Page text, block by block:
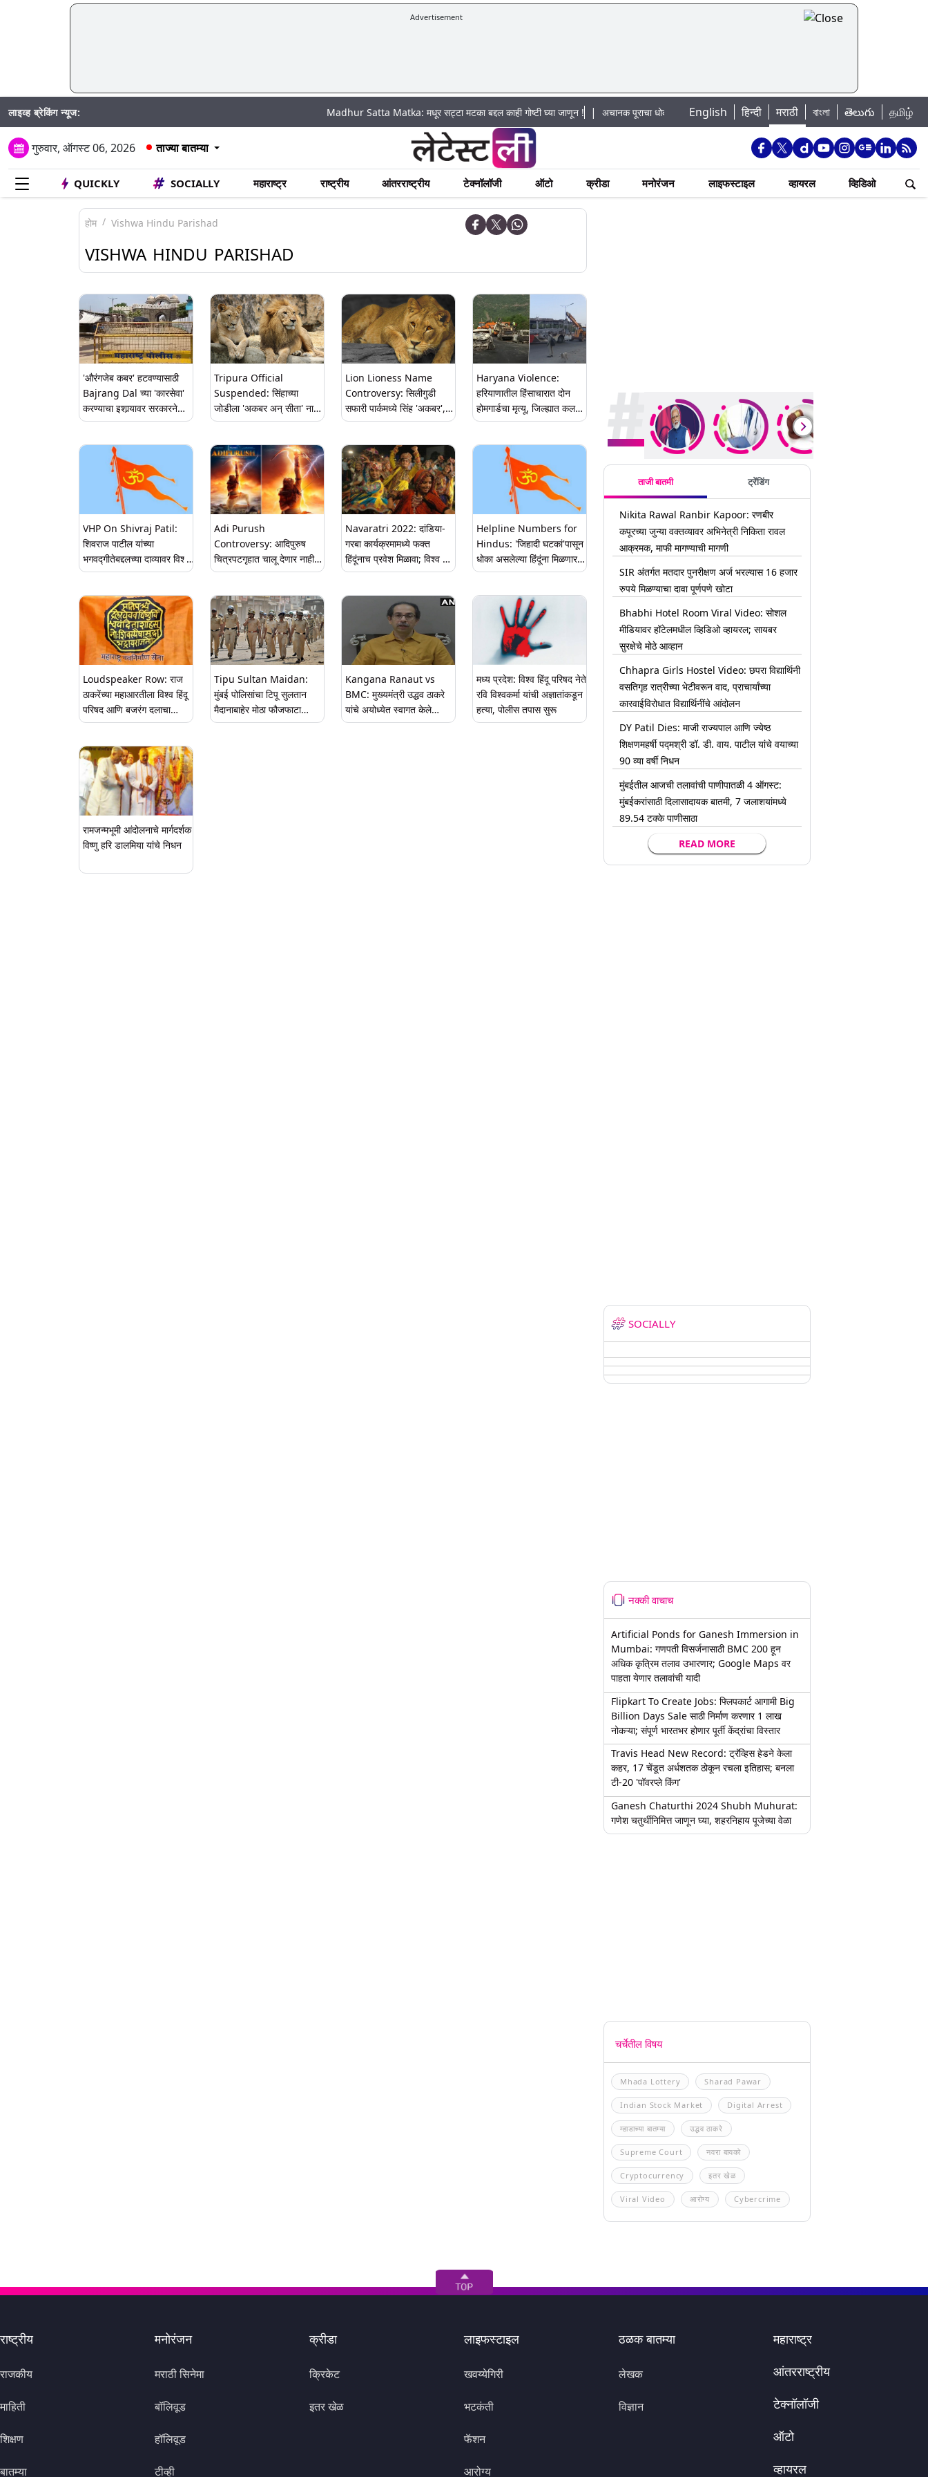
Advertisement
लाइव्ह ब्रेकिंग न्यूज: Madhur Satta Matka: मधूर सट्टा मटका बद्दल काही गोष्टी घ्या जाणून !|अचानक पूराचा धोका: खडकवासला धरणातून मुठानदी पात्रात विसर्ग सुरु; नागरिकांना नदीपात्रात न
English हिन्दी मराठी বাংলা తెలుగు தமிழ்
गुरुवार, ऑगस्ट 06, 2026 ताज्या बातम्या
QUICKLY SOCIALLY महाराष्ट्र राष्ट्रीय आंतरराष्ट्रीय टेक्नॉलॉजी ऑटो क्रीडा मनोरंजन लाइफस्टाइल व्हायरल व्हिडिओ
होम Vishwa Hindu Parishad
VISHWA HINDU PARISHAD
'औरंगजेब कबर' हटवण्यासाठी
Bajrang Dal च्या 'कारसेवा'
करण्याचा इशार्‍यावर सरकारने
सुरक्षा वाढवली; जाणून घ्या
Tripura Official
Suspended: सिंहाच्या
जोडीला 'अकबर अन् सीता' नाव
देणाऱ्या वनाधिकाऱ्याचे त्रिपुरा
Lion Lioness Name
Controversy: सिलीगुडी
सफारी पार्कमध्ये सिंह 'अकबर',
सिंहिण 'सीता', नावावरुन वाद;
धाव
Haryana Violence:
हरियाणातील हिंसाचारात दोन
होमगार्डचा मृत्यू, जिल्ह्यात कलम
144 लागू
VHP On Shivraj Patil:
शिवराज पाटील यांच्या
भगवद्गीतेबद्दलच्या दाव्यावर विश्व
हिंदू परिषदेच्या कार्यकर्त्याने दिले
आणि समाजात संभ्रम निर्माण
करण्यासाठी केली टीका
Adi Purush
Controversy: आदिपुरुष
चित्रपटगृहात चालू देणार नाही,
विश्व हिंदू परिषदेची धमकी
Navaratri 2022: दांडिया-
गरबा कार्यक्रमामध्ये फक्त
हिंदूंनाच प्रवेश मिळावा; विश्व हिंदू
परिषदेची सरकारकडे मागणी
Helpline Numbers for
Hindus: 'जिहादी घटकां'पासून
धोका असलेल्या हिंदूंना मिळणार
सुरक्षा; विश्व हिंदू परिषदने जारी
Loudspeaker Row: राज
ठाकरेंच्या महाआरतीला विश्व हिंदू
परिषद आणि बजरंग दलाचा
पाठिंबा, अयोध्या दौऱ्यातही होणार
Tipu Sultan Maidan:
मुंबई पोलिसांचा टिपू सुलतान
मैदानाबाहेर मोठा फौजफाटा
तैनात, वातावरण बिघडवणाऱ्यांवर
Kangana Ranaut vs
BMC: मुख्यमंत्री उद्धव ठाकरे
यांचे अयोध्येत स्वागत केले
जाणार नाही, VHP चा निर्णय
मध्य प्रदेश: विश्व हिंदू परिषद नेते
रवि विश्वकर्मा यांची अज्ञातांकडून
हत्या, पोलीस तपास सुरू
रामजन्मभूमी आंदोलनाचे मार्गदर्शक
विष्णु हरि डालमिया यांचे निधन
ताजी बातमी ट्रेंडिंग
Nikita Rawal Ranbir Kapoor: रणबीर
कपूरच्या जुन्या वक्तव्यावर अभिनेत्री निकिता रावल
आक्रमक, माफी मागण्याची मागणी
SIR अंतर्गत मतदार पुनरीक्षण अर्ज भरल्यास 16 हजार
रुपये मिळण्याचा दावा पूर्णपणे खोटा
Bhabhi Hotel Room Viral Video: सोशल
मीडियावर हॉटेलमधील व्हिडिओ व्हायरल; सायबर
सुरक्षेचे मोठे आव्हान
Chhapra Girls Hostel Video: छपरा विद्यार्थिनी
वसतिगृह रात्रीच्या भेटीवरून वाद, प्राचार्यांच्या
कारवाईविरोधात विद्यार्थिनींचे आंदोलन
DY Patil Dies: माजी राज्यपाल आणि ज्येष्ठ
शिक्षणमहर्षी पद्मश्री डॉ. डी. वाय. पाटील यांचे वयाच्या
90 व्या वर्षी निधन
मुंबईतील आजची तलावांची पाणीपातळी 4 ऑगस्ट:
मुंबईकरांसाठी दिलासादायक बातमी, 7 जलाशयांमध्ये
89.54 टक्के पाणीसाठा
READ MORE
SOCIALLY
नक्की वाचाच
Artificial Ponds for Ganesh Immersion in
Mumbai: गणपती विसर्जनासाठी BMC 200 हून
अधिक कृत्रिम तलाव उभारणार; Google Maps वर
पाहता येणार तलावांची यादी
Flipkart To Create Jobs: फ्लिपकार्ट आगामी Big
Billion Days Sale साठी निर्माण करणार 1 लाख
नोकऱ्या; संपूर्ण भारतभर होणार पूर्ती केंद्रांचा विस्तार
Travis Head New Record: ट्रॅव्हिस हेडने केला
कहर, 17 चेंडूत अर्धशतक ठोकून रचला इतिहास; बनला
टी-20 'पॉवरप्ले किंग'
Ganesh Chaturthi 2024 Shubh Muhurat:
गणेश चतुर्थीनिमित्त जाणून घ्या, शहरनिहाय पूजेच्या वेळा
चर्चेतील विषय
Mhada Lottery Sharad Pawar
Indian Stock Market Digital Arrest
म्हाडाच्या बातम्या उद्धव ठाकरे
Supreme Court नवरा बायको
Cryptocurrency इतर खेळ
Viral Video आरोग्य Cybercrime
राष्ट्रीय
राजकीय
माहिती
शिक्षण
बातम्या
मनोरंजन
मराठी सिनेमा
बॉलिवूड
हॉलिवूड
टीव्ही
क्रीडा
क्रिकेट
इतर खेळ
लाइफस्टाइल
खवय्येगिरी
भटकंती
फॅशन
आरोग्य
ठळक बातम्या
लेखक
विज्ञान
महाराष्ट्र
आंतरराष्ट्रीय
टेक्नॉलॉजी
ऑटो
व्हायरल